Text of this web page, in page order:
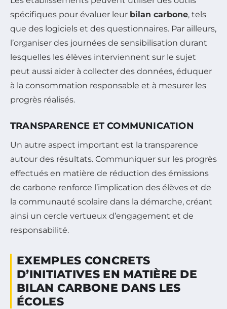
spécifiques pour évaluer leur bilan carbone, tels
que des logiciels et des questionnaires. Par ailleurs,
l’organiser des journées de sensibilisation durant
lesquelles les élèves interviennent sur le sujet
peut aussi aider à collecter des données, éduquer
à la consommation responsable et à mesurer les
progrès réalisés.
TRANSPARENCE ET COMMUNICATION
Un autre aspect important est la transparence
autour des résultats. Communiquer sur les progrès
effectués en matière de réduction des émissions
de carbone renforce l’implication des élèves et de
la communauté scolaire dans la démarche, créant
ainsi un cercle vertueux d’engagement et de
responsabilité.
EXEMPLES CONCRETS
D’INITIATIVES EN MATIÈRE DE
BILAN CARBONE DANS LES
ÉCOLES